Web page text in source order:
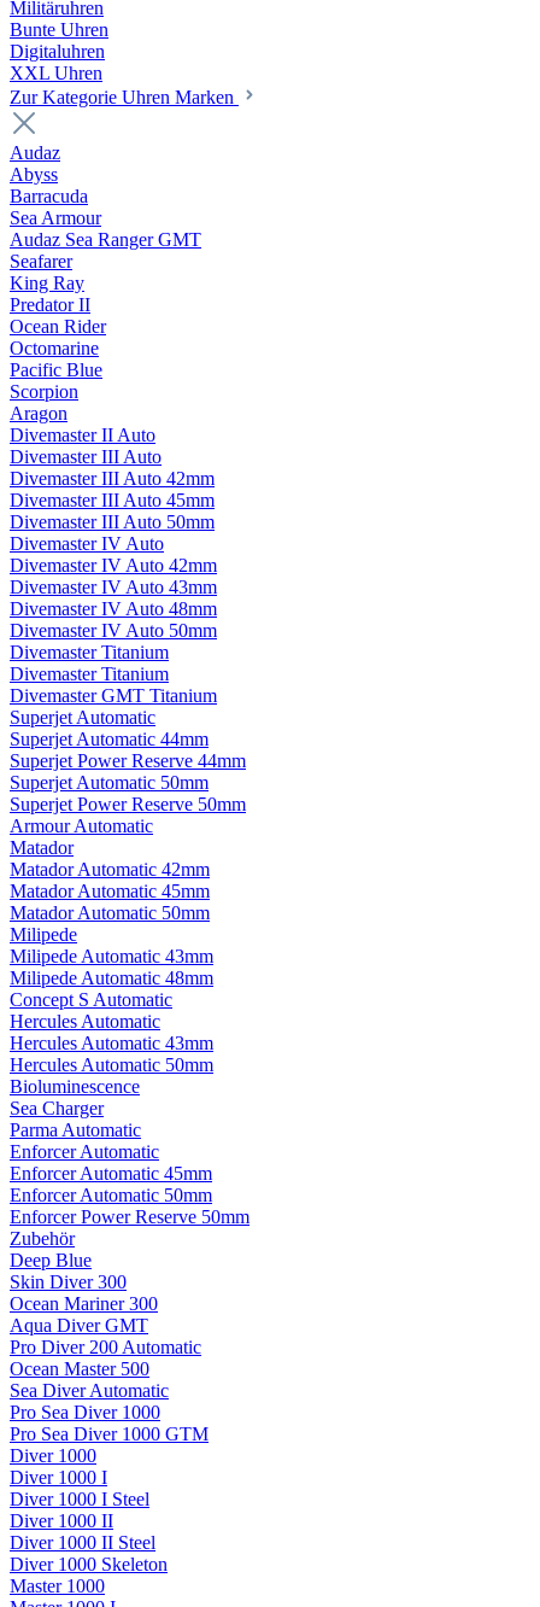
Militäruhren
Bunte Uhren
Digitaluhren
XXL Uhren
Zur Kategorie Uhren Marken
Audaz
Abyss
Barracuda
Sea Armour
Audaz Sea Ranger GMT
Seafarer
King Ray
Predator II
Ocean Rider
Octomarine
Pacific Blue
Scorpion
Aragon
Divemaster II Auto
Divemaster III Auto
Divemaster III Auto 42mm
Divemaster III Auto 45mm
Divemaster III Auto 50mm
Divemaster IV Auto
Divemaster IV Auto 42mm
Divemaster IV Auto 43mm
Divemaster IV Auto 48mm
Divemaster IV Auto 50mm
Divemaster Titanium
Divemaster Titanium
Divemaster GMT Titanium
Superjet Automatic
Superjet Automatic 44mm
Superjet Power Reserve 44mm
Superjet Automatic 50mm
Superjet Power Reserve 50mm
Armour Automatic
Matador
Matador Automatic 42mm
Matador Automatic 45mm
Matador Automatic 50mm
Milipede
Milipede Automatic 43mm
Milipede Automatic 48mm
Concept S Automatic
Hercules Automatic
Hercules Automatic 43mm
Hercules Automatic 50mm
Bioluminescence
Sea Charger
Parma Automatic
Enforcer Automatic
Enforcer Automatic 45mm
Enforcer Automatic 50mm
Enforcer Power Reserve 50mm
Zubehör
Deep Blue
Skin Diver 300
Ocean Mariner 300
Aqua Diver GMT
Pro Diver 200 Automatic
Ocean Master 500
Sea Diver Automatic
Pro Sea Diver 1000
Pro Sea Diver 1000 GTM
Diver 1000
Diver 1000 I
Diver 1000 I Steel
Diver 1000 II
Diver 1000 II Steel
Diver 1000 Skeleton
Master 1000